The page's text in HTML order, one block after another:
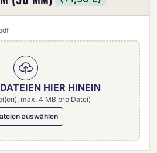
HIER HINEIN
max. 4 MB pro Datei)
auswählen